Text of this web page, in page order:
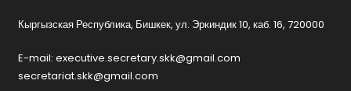
Кыргызская Республика, Бишкек, ул. Эркиндик 10, каб. 16, 720000
E-mail: executive.secretary.skk@gmail.com
secretariat.skk@gmail.com